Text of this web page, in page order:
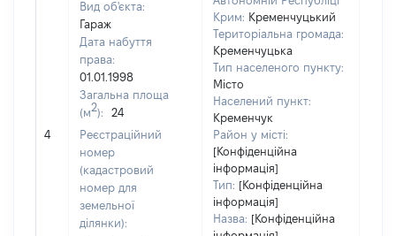
4
Вид об'єкта:
Гараж
Дата набуття
права:
01.01.1998
Загальна площа
(м2):
24
Реєстраційний
номер
(кадастровий
номер для
земельної
ділянки):
Крим: Кременчуцький
Територіальна громада:
Кременчуцька
Тип населеного пункту:
Місто
Населений пункт:
Кременчук
Район у місті:
[Конфіденційна
інформація]
Тип: [Конфіденційна
інформація]
Назва: [Конфіденційна